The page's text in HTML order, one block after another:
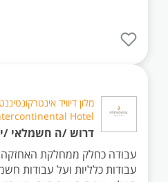
Hotel
דרוש /ה חשמלאי /
עבודה כחלק ממחלקת האחזקה
עבודות כלליות ועל עבודות